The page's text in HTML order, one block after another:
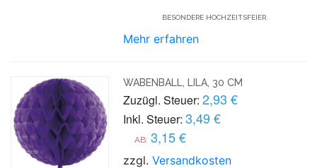
BESONDERE HOCHZEITSFEIER.
Mehr erfahren
WABENBALL, LILA, 30 CM
Zuzügl. Steuer: 2,93 €
Inkl. Steuer: 3,49 €
AB: 3,15 €
zzgl.Versandkosten